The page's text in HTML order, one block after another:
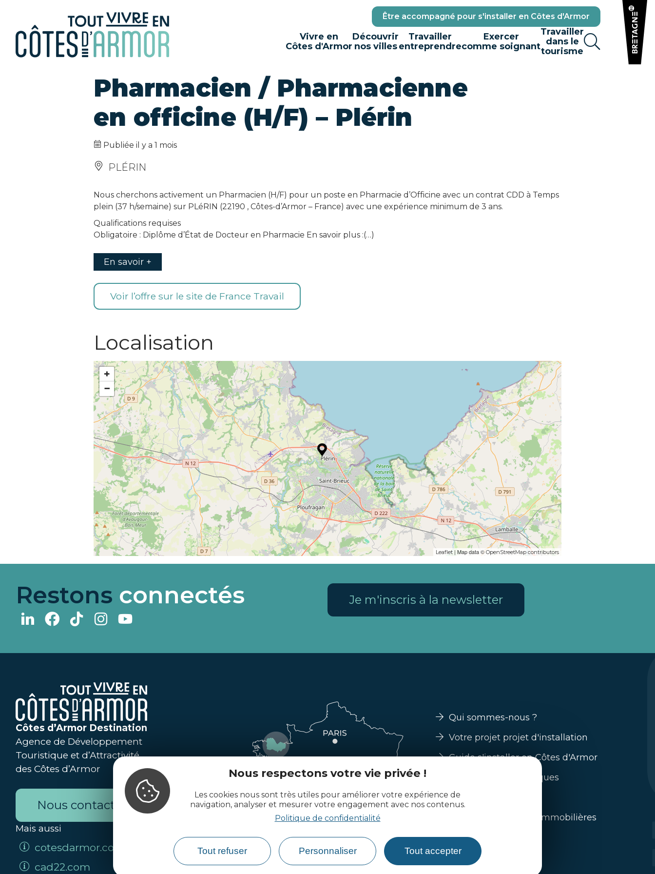
Nous respectons votre vie privée !
Les cookies nous sont très utiles pour améliorer votre expérience de
navigation, analyser et mesurer votre engagement avec nos contenus.
Politique de confidentialité
Tout refuser Personnaliser Tout accepter
Être accompagné pour s'installer en Côtes d'Armor
Vivre en
Côtes d'Armor
Découvrir
nos villes
Travailler
entreprendre
Exercer
comme soignant
Travailler
dans le
tourisme
Pharmacien / Pharmacienne
en officine (H/F) – Plérin
Publiée il y a 1 mois
PLÉRIN
Nous cherchons activement un Pharmacien (H/F) pour un poste en Pharmacie d’Officine avec un contrat CDD à Temps
plein (37 h/semaine) sur PLéRIN (22190 , Côtes-d’Armor – France) avec une expérience minimum de 3 ans.
Qualifications requises
Obligatoire : Diplôme d’État de Docteur en Pharmacie En savoir plus :(…)
En savoir +
Voir l’offre sur le site de France Travail
Localisation
+
−
Leaflet | Map data © OpenStreetMap contributors
Restons connectés Je m'inscris à la newsletter
Côtes d’Armor Destination
Agence de Développement
Touristique et d’Attractivité
des Côtes d’Armor
Nous contacter
Mais aussi
cotesdarmor.com
cad22.com
Qui sommes-nous ?
Votre projet projet d'installation
Guide s'installer en Côtes d'Armor
Nos filières économiques
Trouver un emploi
L'immobilier / offres immobilières
Toute l'actualité